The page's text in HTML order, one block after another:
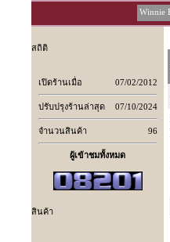
Winnie
สถิติ
เปิดร้านเมื่อ 07/02/2012
ปรับปรุงร้านล่าสุด 07/10/2024
จำนวนสินค้า 96
ผู้เข้าชมทั้งหมด
สินค้า